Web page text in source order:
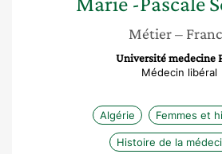
Métier–
Université medecine
Médecin libéral
Algérie Femmes et
Histoire de la